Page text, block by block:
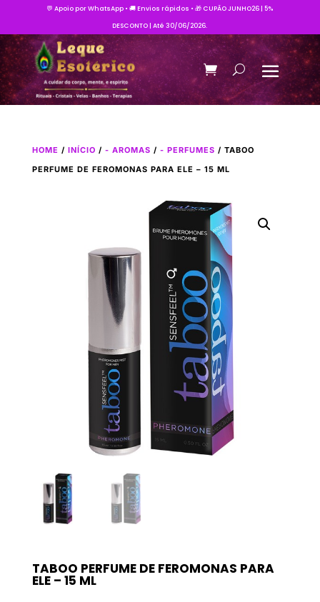
💬 Apoio por WhatsApp • 🚚 Envios rápidos • 🎁 CUPÃO JUNHO26 | 5%
DESCONTO | Até 30/06/2026.
HOME / INÍCIO / - AROMAS / - PERFUMES / TABOO
PERFUME DE FEROMONAS PARA ELE – 15 ML
TABOO PERFUME DE FEROMONAS PARA
ELE – 15 ML